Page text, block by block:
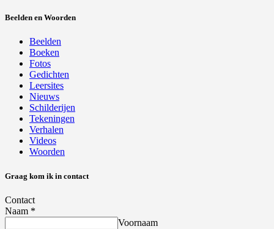
Beelden en Woorden
Beelden
Boeken
Fotos
Gedichten
Leersites
Nieuws
Schilderijen
Tekeningen
Verhalen
Videos
Woorden
Graag kom ik in contact
Contact
Naam *
Voornaam